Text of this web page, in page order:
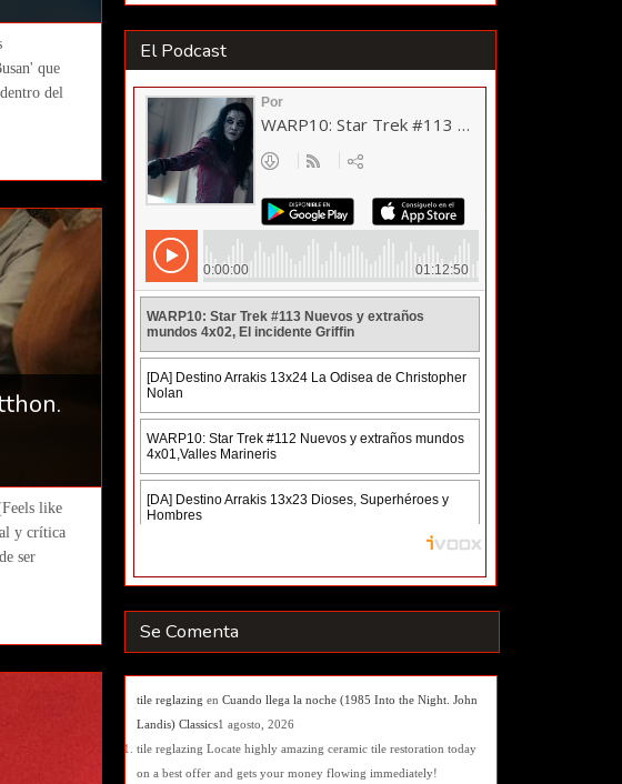
que
del
like
y crítica
ser
El Podcast
Se Comenta
tile reglazing en Cuando llega la noche (1985 Into the Night. John
Landis) Classics1 agosto, 2026
tile reglazing Locate highly amazing ceramic tile restoration today
on a best offer and gets your money flowing immediately!